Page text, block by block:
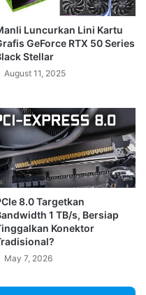
Luncurkan Lini Kartu
GeForce RTX 50 Series
Stellar
August 11, 2025
8.0 Targetkan
1 TB/s, Bersiap
Konektor
May 7, 2026